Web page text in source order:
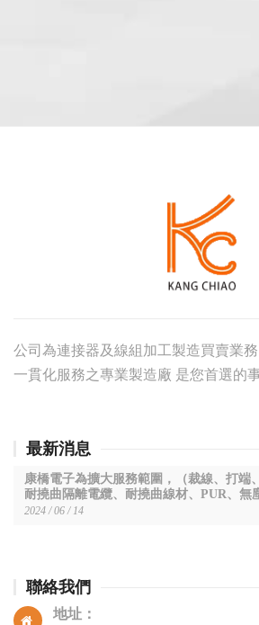
footer
公司為連接器及線組加工製造買賣業
一貫化服務之專業製造廠 是您首選的
最新消息
康橋電子為擴大服務範圍，（裁線、打端
耐撓曲隔離電纜、耐撓曲線材、PUR、無
2024 / 06 / 14
聯絡我們
地址：